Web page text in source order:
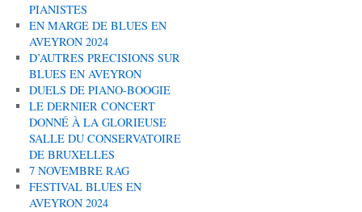
PIANISTES
EN MARGE DE BLUES EN
AVEYRON 2024
D’AUTRES PRECISIONS SUR
BLUES EN AVEYRON
DUELS DE PIANO-BOOGIE
LE DERNIER CONCERT
DONNÉ À LA GLORIEUSE
SALLE DU CONSERVATOIRE
DE BRUXELLES
7 NOVEMBRE RAG
FESTIVAL BLUES EN
AVEYRON 2024